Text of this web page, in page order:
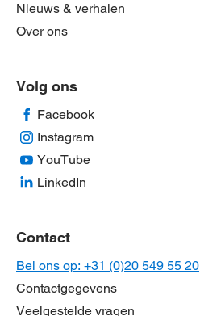
Nieuws & verhalen
Over ons
Volg ons
Facebook
Instagram
YouTube
LinkedIn
Contact
Bel ons op: +31 (0)20 549 55 20
Contactgegevens
Veelgestelde vragen